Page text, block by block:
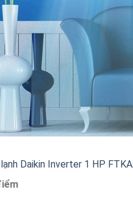
Daikin Inverter 1 HP